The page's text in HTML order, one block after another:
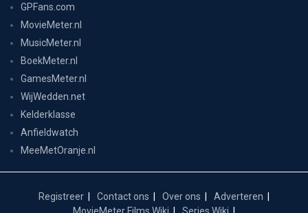
GPFans.com
MovieMeter.nl
MusicMeter.nl
BoekMeter.nl
GamesMeter.nl
WijWedden.net
Kelderklasse
Anfieldwatch
MeeMetOranje.nl
Registreer Contact ons Over ons
Adverteren
MovieMeter Films Wiki
Series Wiki